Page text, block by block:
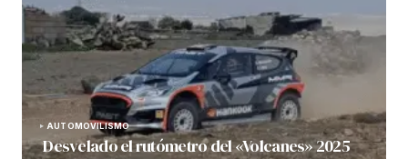
AUTOMOVILISMO
Desvelado el rutómetro del «Volcanes» 2025